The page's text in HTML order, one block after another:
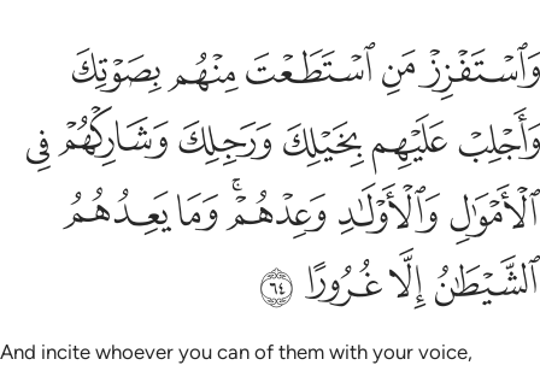
واستفزز من استطعت منهم بصوتك واجلب عليهم بخيلك ورجلك وشاركهم
وَٱسْتَفْزِزْ مَنِ ٱسْتَطَعْتَ مِنْهُم بِصَوْتِكَ وَأَجْلِبْ عَلَيْهِم بِخَيْلِكَ وَرَجِلِكَ
ﲞﲟﲠﲡﲢ
ﲣﲤﲥﲦﲧﲨ
ﲩﲪﲫﲬﲭﲮ
ﲯﲰﲱﲲ
And incite whoever you can of them with your voice,